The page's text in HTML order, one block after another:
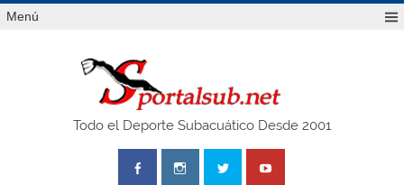
Saltar
alMenú
Todo el Deporte Subacuático Desde 2001